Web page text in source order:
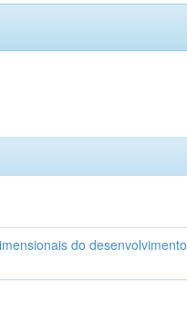
do desenvolvimento